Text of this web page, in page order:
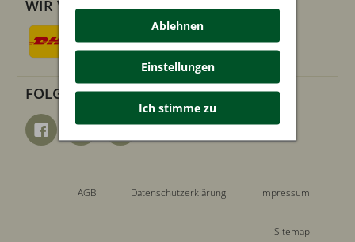
WIR VERSENDEN MIT
FOLGE UNS AUF
AGB Datenschutzerklärung Impressum
Sitemap
Ablehnen
Einstellungen
Ich stimme zu